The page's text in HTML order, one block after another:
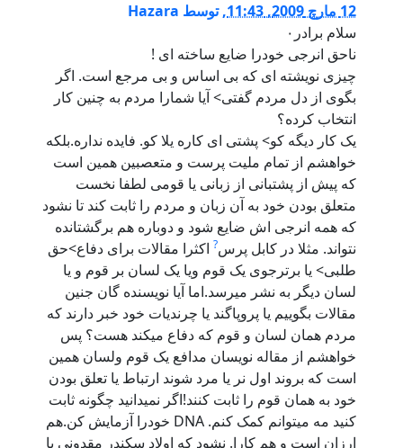
12 مارچ 2009, 11:43 ,توسط Hazara
سلام برادر۰
ناحق انرجی خودرا ضایع ساخته ای !
چیزی نویشته ای که بی اساس و بی مرجع است. اگر
بگوی از دل مردم گفتی> آیا شمارا مردم به چنین کار
انتخاب کرده؟
یک کار دیگه کو> پشتی ای کاره یلا کو. فایده نداره.بلکه
خواهشم از تمام ملیت پرست و متعصبین همین است
که پیش از پشتبانی از زبانی یا قومی لطفا نخست
متعلق بودن خود به آن زبان و مردم را ثابت کند تا نشود
که همه انرجی اش ضایع شود و دوباره هم برگشتانده
نتواند. مثلا در کابل پرس? اکثرا مقالات برای دفاع>حق
طلبی> یا برترجوی یک قوم ویا یک لسان بر قوم و یا
لسان دیگر به نشر میرسد.اما آیا نویسنده گان جنین
مقالات بگوییم یا پروپاگند یا چرندیات خود خبر دارند که
مردم همان لسان و قوم که دفاع میکند هست؟ پس
خواهشم از مقاله نویسان مدافع یک قوم ولسان همین
است که بروند اول نر یا مرد شوند ارتباط یا تعلق بودن
خود به همان قوم را ثابت کنند!اگر نمیدانید چگونه ثابت
کنید مه میتوانم کمک کنم. DNA خودرا آزمایش کن.هم
ارزان است و هم کارا. نشود که اولاد سکندر مقدونی یا